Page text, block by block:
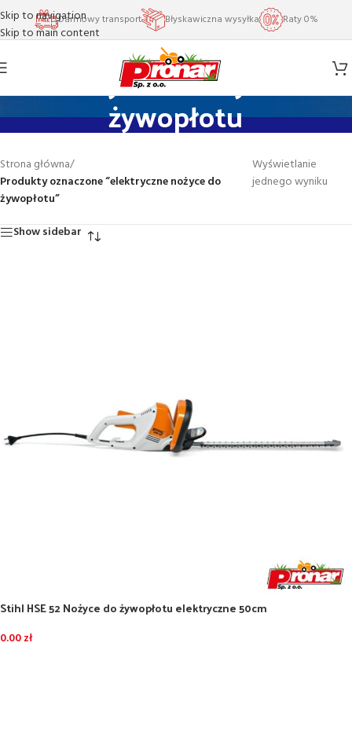
Skip to navigation
Skip to main content
Darmowy transport Błyskawiczna wysyłka Raty 0%
elektryczne nożyce do
żywopłotu
Strona główna/
Produkty oznaczone “elektryczne nożyce do
żywopłotu”
Wyświetlanie
jednego wyniku
Show sidebar
Stihl HSE 52 Nożyce do żywopłotu elektryczne 50cm
0.00zł